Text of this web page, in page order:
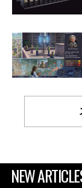
NEW